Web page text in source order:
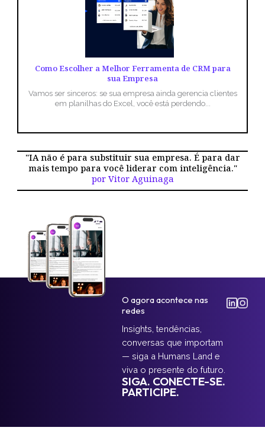
Como Escolher a Melhor Ferramenta de CRM para
sua Empresa
Vamos ser sinceros: se sua empresa ainda gerencia clientes
em planilhas do Excel, você está perdendo...
"IA não é para substituir sua empresa. É para dar
mais tempo para você liderar com inteligência."
por Vitor Aguinaga
O agora acontece nas
redes
Insights, tendências,
conversas que importam
— siga a Humans Land e
viva o presente do futuro.
SIGA. CONECTE-SE.
PARTICIPE.